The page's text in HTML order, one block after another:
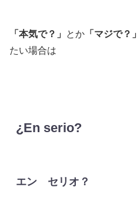
「本気で？」 とか 「マジで？」
たい場合は
¿En serio?
エン セリオ？